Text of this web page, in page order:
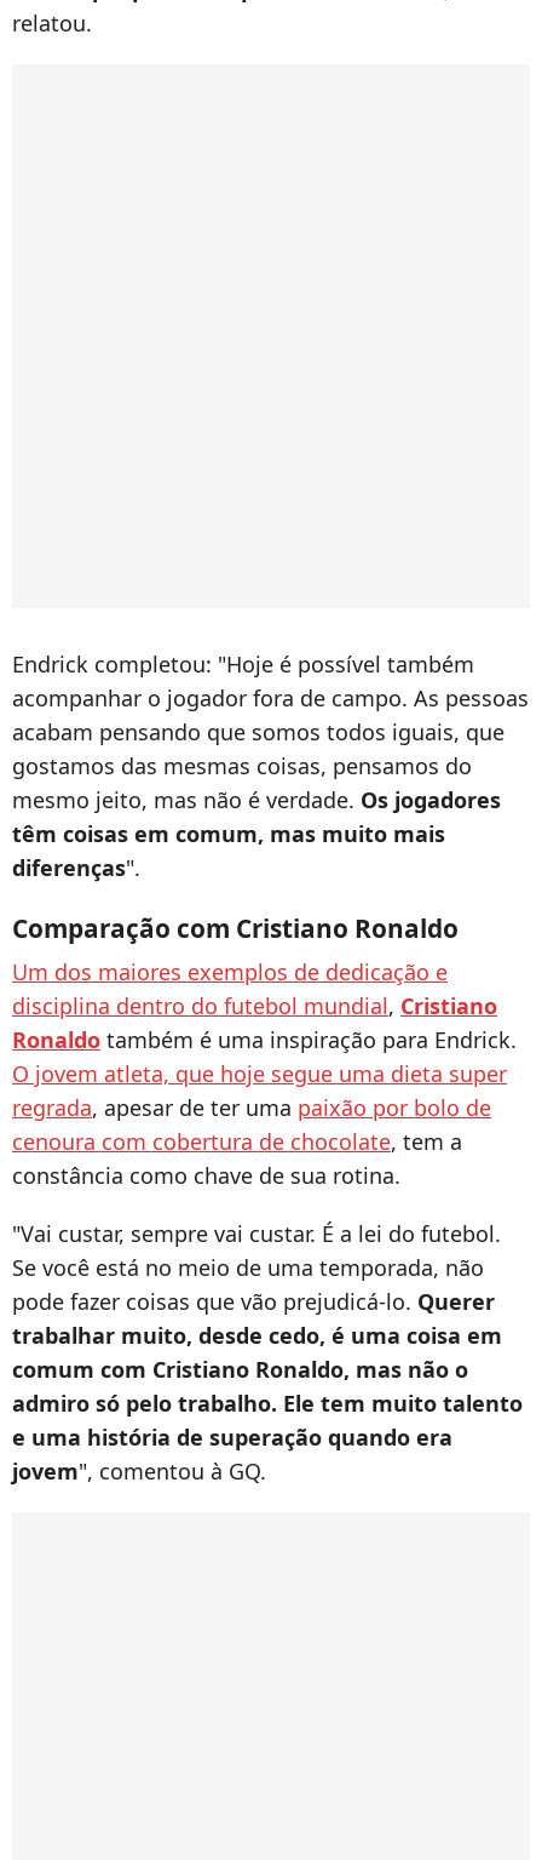
relatou.
Endrick completou: "Hoje é possível também
acompanhar o jogador fora de campo. As pessoas
acabam pensando que somos todos iguais, que
gostamos das mesmas coisas, pensamos do
mesmo jeito, mas não é verdade. Os jogadores
têm coisas em comum, mas muito mais
diferenças".
Comparação com Cristiano Ronaldo
Um dos maiores exemplos de dedicação e
disciplina dentro do futebol mundial, Cristiano
Ronaldo também é uma inspiração para Endrick.
O jovem atleta, que hoje segue uma dieta super
regrada, apesar de ter uma paixão por bolo de
cenoura com cobertura de chocolate, tem a
constância como chave de sua rotina.
"Vai custar, sempre vai custar. É a lei do futebol.
Se você está no meio de uma temporada, não
pode fazer coisas que vão prejudicá-lo. Querer
trabalhar muito, desde cedo, é uma coisa em
comum com Cristiano Ronaldo, mas não o
admiro só pelo trabalho. Ele tem muito talento
e uma história de superação quando era
jovem", comentou à GQ.